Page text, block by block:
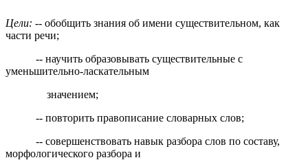
Цели: -- обобщить знания об имени существительном, как
части речи;
-- научить образовывать существительные с
уменьшительно-ласкательным
значением;
-- повторить правописание словарных слов;
-- совершенствовать навык разбора слов по составу,
морфологического разбора и